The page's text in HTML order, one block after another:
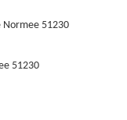
Normee 51230
51230